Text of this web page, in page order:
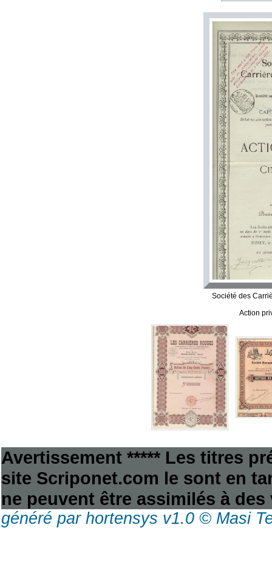
Société des
Action
Avertissement ***** Les titres
site Scriponet.com le sont en
ne peuvent être assimilés à
généré par hortensys v1.0 © Masi